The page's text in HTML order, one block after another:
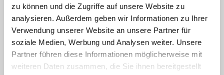
zu können und die Zugriffe auf unsere Website zu
analysieren. Außerdem geben wir Informationen zu Ihrer
Verwendung unserer Website an unsere Partner für
soziale Medien, Werbung und Analysen weiter. Unsere
Partner führen diese Informationen möglicherweise mit
weiteren Daten zusammen, die Sie ihnen bereitgestellt
unglücklichen Liebesbeziehung aus und
holt sich Rat bei einer erfahrenen
Einsiedlerin." Ein autobiographisches
Buch? Ja, zum Teil, gibt Leenen zu. "Ich
verarbeite die Geschichten und